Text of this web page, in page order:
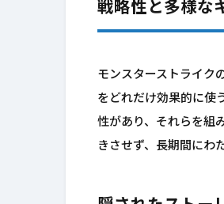
戦略性と多様な
モンスターストライク
をどれだけ効果的に使
性があり、それらを組
きさせず、長期間にわ